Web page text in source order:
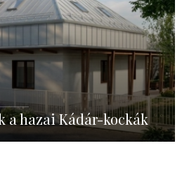
a hazai Kádár-kockák